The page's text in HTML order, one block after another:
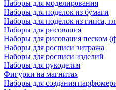
Наборы для моделирования
Наборы для поделок из бумаги
Наборы для поделок из гипса,
Наборы для рисования
Наборы для рисования песком
Наборы для росписи витража
Наборы для росписи изделий
Наборы для рукоделия
Фигурки на магнитах
Наборы для создания